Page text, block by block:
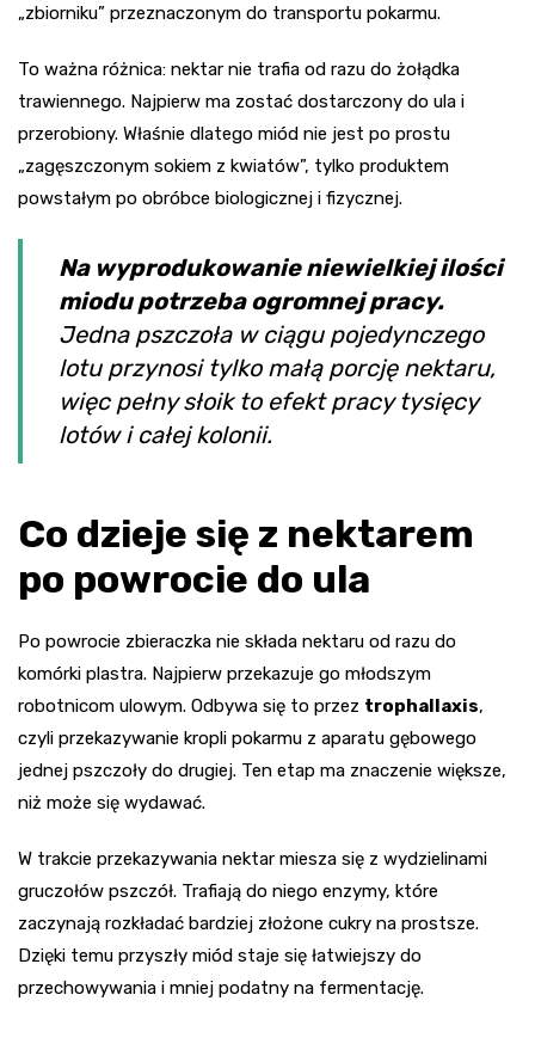
„zbiorniku” przeznaczonym do transportu pokarmu.
To ważna różnica: nektar nie trafia od razu do żołądka
trawiennego. Najpierw ma zostać dostarczony do ula i
przerobiony. Właśnie dlatego miód nie jest po prostu
„zagęszczonym sokiem z kwiatów”, tylko produktem
powstałym po obróbce biologicznej i fizycznej.
Na wyprodukowanie niewielkiej ilości
miodu potrzeba ogromnej pracy.
Jedna pszczoła w ciągu pojedynczego
lotu przynosi tylko małą porcję nektaru,
więc pełny słoik to efekt pracy tysięcy
lotów i całej kolonii.
Co dzieje się z nektarem
po powrocie do ula
Po powrocie zbieraczka nie składa nektaru od razu do
komórki plastra. Najpierw przekazuje go młodszym
robotnicom ulowym. Odbywa się to przez trophallaxis,
czyli przekazywanie kropli pokarmu z aparatu gębowego
jednej pszczoły do drugiej. Ten etap ma znaczenie większe,
niż może się wydawać.
W trakcie przekazywania nektar miesza się z wydzielinami
gruczołów pszczół. Trafiają do niego enzymy, które
zaczynają rozkładać bardziej złożone cukry na prostsze.
Dzięki temu przyszły miód staje się łatwiejszy do
przechowywania i mniej podatny na fermentację.